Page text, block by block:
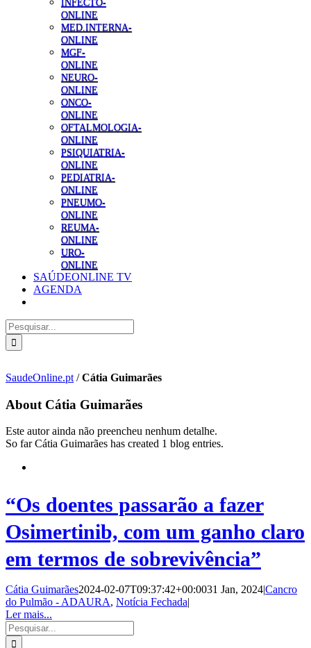
ONLINE
MED.INTERNA-
ONLINE
MGF-
ONLINE
NEURO-
ONLINE
ONCO-
ONLINE
OFTALMOLOGIA-
ONLINE
PSIQUIATRIA-
ONLINE
PEDIATRIA-
ONLINE
PNEUMO-
ONLINE
REUMA-
ONLINE
URO-
ONLINE
SAÚDEONLINE TV
AGENDA
Pesquisar
SaudeOnline.pt /Cátia Guimarães
About Cátia Guimarães
Este autor ainda não preencheu nenhum detalhe.
So far Cátia Guimarães has created 1 blog entries.
“Os doentes passarão a fazer
Osimertinib, com um ganho claro
em termos de sobrevivência”
Cátia Guimarães2024-02-07T09:37:42+00:0031 Jan, 2024|Cancro
do Pulmão - ADAURA, Notícia Fechada|
Ler mais...
Pesquisar